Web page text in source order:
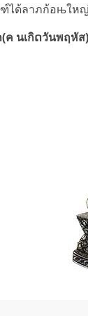
ด้ลาภก้อњใหญ่
(ค นเกิດวันพฤหัส)